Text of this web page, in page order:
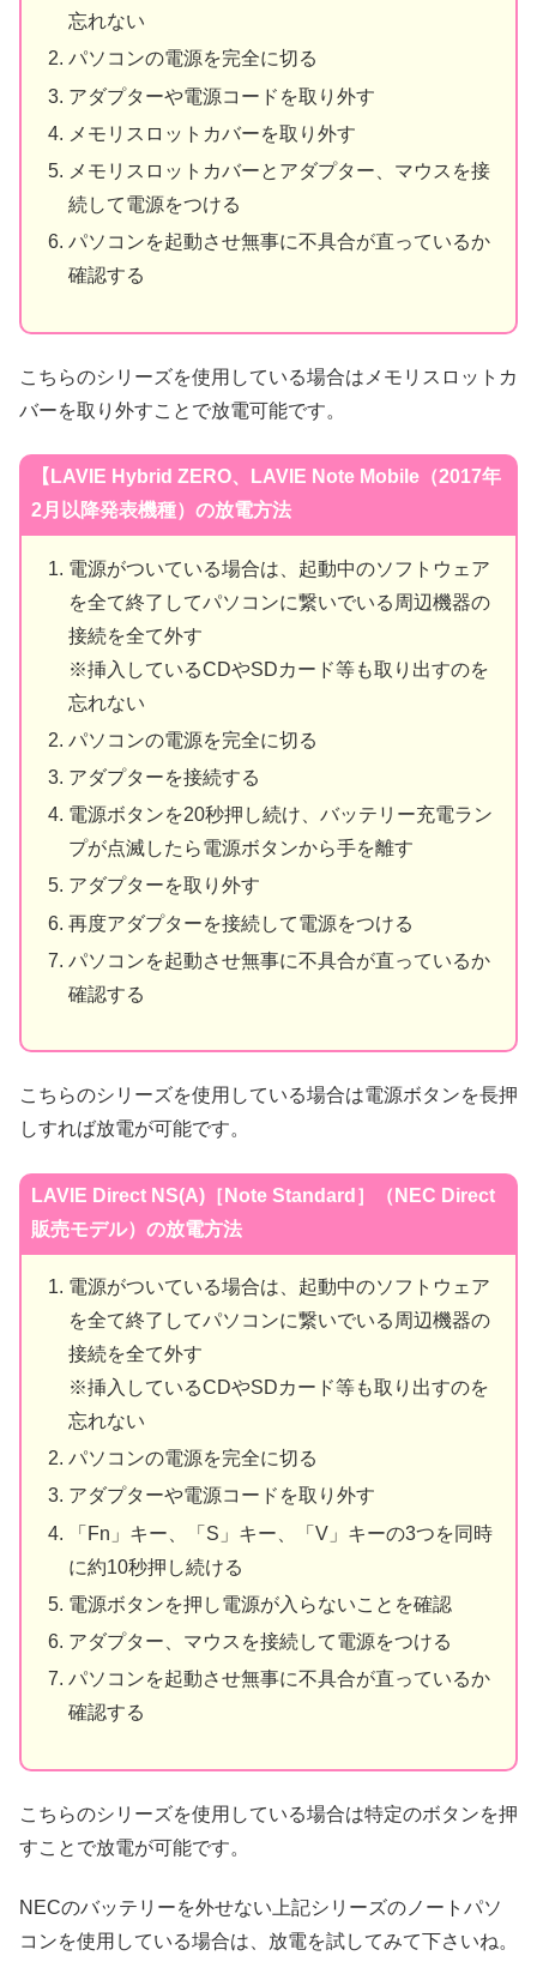
忘れない
パソコンの電源を完全に切る
アダプターや電源コードを取り外す
メモリスロットカバーを取り外す
メモリスロットカバーとアダプター、マウスを接
続して電源をつける
パソコンを起動させ無事に不具合が直っているか
確認する
こちらのシリーズを使用している場合はメモリスロットカ
バーを取り外すことで放電可能です。
【LAVIE Hybrid ZERO、LAVIE Note Mobile（2017年
2月以降発表機種）の放電方法
電源がついている場合は、起動中のソフトウェア
を全て終了してパソコンに繋いでいる周辺機器の
接続を全て外す
※挿入しているCDやSDカード等も取り出すのを
忘れない
パソコンの電源を完全に切る
アダプターを接続する
電源ボタンを20秒押し続け、バッテリー充電ラン
プが点滅したら電源ボタンから手を離す
アダプターを取り外す
再度アダプターを接続して電源をつける
パソコンを起動させ無事に不具合が直っているか
確認する
こちらのシリーズを使用している場合は電源ボタンを長押
しすれば放電が可能です。
LAVIE Direct NS(A)［Note Standard］（NEC Direct
販売モデル）の放電方法
電源がついている場合は、起動中のソフトウェア
を全て終了してパソコンに繋いでいる周辺機器の
接続を全て外す
※挿入しているCDやSDカード等も取り出すのを
忘れない
パソコンの電源を完全に切る
アダプターや電源コードを取り外す
「Fn」キー、「S」キー、「V」キーの3つを同時
に約10秒押し続ける
電源ボタンを押し電源が入らないことを確認
アダプター、マウスを接続して電源をつける
パソコンを起動させ無事に不具合が直っているか
確認する
こちらのシリーズを使用している場合は特定のボタンを押
すことで放電が可能です。
NECのバッテリーを外せない上記シリーズのノートパソ
コンを使用している場合は、放電を試してみて下さいね。